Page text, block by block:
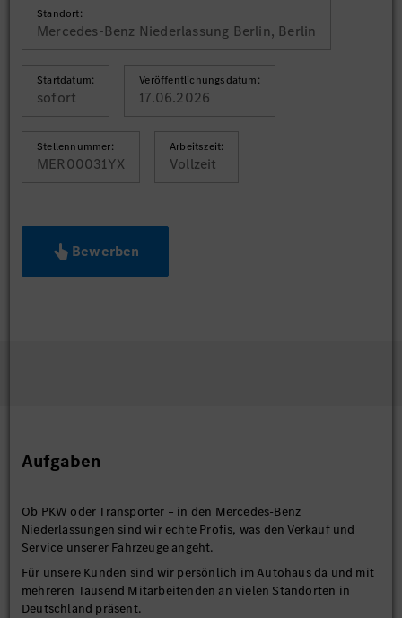
Standort:
Mercedes-Benz Niederlassung Berlin, Berlin
Startdatum:
sofort
Veröffentlichungsdatum:
17.06.2026
Stellennummer:
MER00031YX
Arbeitszeit:
Vollzeit
Bewerben
Aufgaben
Ob PKW oder Transporter – in den Mercedes-Benz
Niederlassungen sind wir echte Profis, was den Verkauf und
Service unserer Fahrzeuge angeht.
Für unsere Kunden sind wir persönlich im Autohaus da und mit
mehreren Tausend Mitarbeitenden an vielen Standorten in
Deutschland präsent.